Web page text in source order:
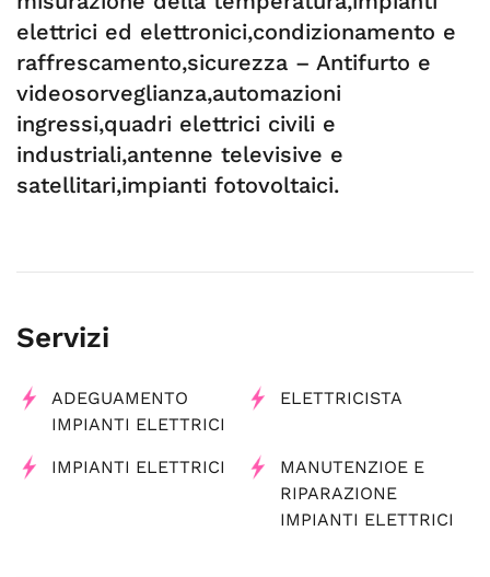
elettrici ed elettronici,condizionamento e
raffrescamento,sicurezza – Antifurto e
videosorveglianza,automazioni
ingressi,quadri elettrici civili e
industriali,antenne televisive e
satellitari,impianti fotovoltaici.
Servizi
ADEGUAMENTO
IMPIANTI ELETTRICI
ELETTRICISTA
IMPIANTI ELETTRICI
MANUTENZIOE E
RIPARAZIONE
IMPIANTI ELETTRICI